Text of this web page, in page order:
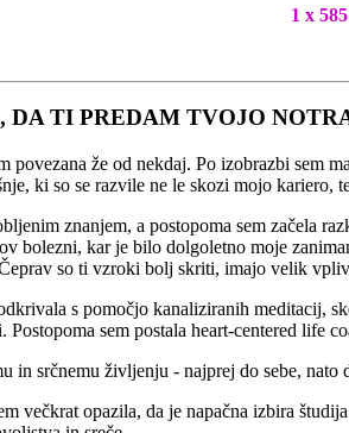
1 x
TI PREDAM TVOJO
povezana že od nekdaj. Po izobrazbi sem
ki so se razvile ne le skozi mojo
znanjem, a postopoma sem začela
bolezni, kar je bilo dolgoletno moje
so ti vzroki bolj skriti, imajo velik vpliv
s pomočjo kanaliziranih meditacij,
sem postala heart-centered
in srčnemu življenju - najprej do sebe,
večkrat opazila, da je napačna izbira